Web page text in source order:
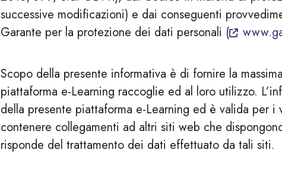
successive modificazioni) e dai conseguenti
Garante per la protezione dei dati personali (
Scopo della presente informativa è di fornire la
piattaforma e-Learning raccoglie ed al loro utilizzo.
della presente piattaforma e-Learning ed è valida per
contenere collegamenti ad altri siti web che
risponde del trattamento dei dati effettuato da tali siti.